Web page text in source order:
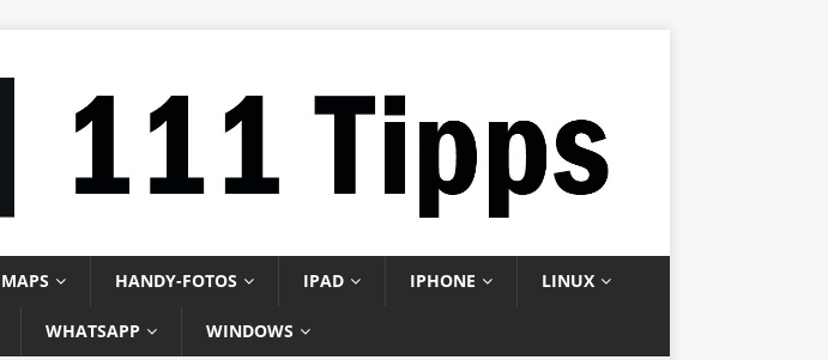
HANDY-FOTOS IPAD IPHONE LINUX
WHATSAPP WINDOWS